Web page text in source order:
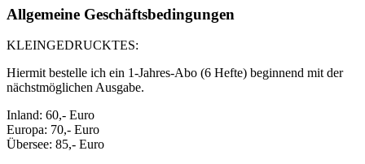
Allgemeine Geschäftsbedingungen
KLEINGEDRUCKTES:
Hiermit bestelle ich ein 1-Jahres-Abo (6 Hefte) beginnend mit der
nächstmöglichen Ausgabe.
Inland: 60,- Euro
Europa: 70,- Euro
Übersee: 85,- Euro